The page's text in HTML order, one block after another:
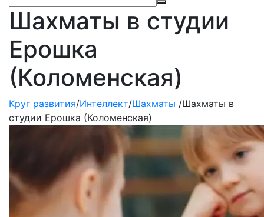
Шахматы в студии
Ерошка
(Коломенская)
Круг развития/Интеллект/Шахматы /Шахматы в
студии Ерошка (Коломенская)